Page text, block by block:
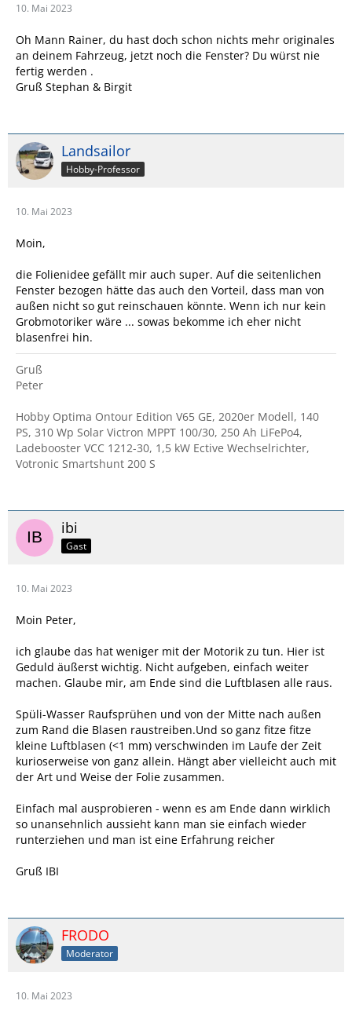
10. Mai 2023
Oh Mann Rainer, du hast doch schon nichts mehr originales
an deinem Fahrzeug, jetzt noch die Fenster? Du würst nie
fertig werden .
Gruß Stephan & Birgit
Landsailor
Hobby-Professor
10. Mai 2023
Moin,
die Folienidee gefällt mir auch super. Auf die seitenlichen
Fenster bezogen hätte das auch den Vorteil, dass man von
außen nicht so gut reinschauen könnte. Wenn ich nur kein
Grobmotoriker wäre ... sowas bekomme ich eher nicht
blasenfrei hin.
Gruß
Peter
Hobby Optima Ontour Edition V65 GE, 2020er Modell, 140
PS, 310 Wp Solar Victron MPPT 100/30, 250 Ah LiFePo4,
Ladebooster VCC 1212-30, 1,5 kW Ective Wechselrichter,
Votronic Smartshunt 200 S
ibi
Gast
10. Mai 2023
Moin Peter,
ich glaube das hat weniger mit der Motorik zu tun. Hier ist
Geduld äußerst wichtig. Nicht aufgeben, einfach weiter
machen. Glaube mir, am Ende sind die Luftblasen alle raus.
Spüli-Wasser Raufsprühen und von der Mitte nach außen
zum Rand die Blasen raustreiben.Und so ganz fitze fitze
kleine Luftblasen (<1 mm) verschwinden im Laufe der Zeit
kurioserweise von ganz allein. Hängt aber vielleicht auch mit
der Art und Weise der Folie zusammen.
Einfach mal ausprobieren - wenn es am Ende dann wirklich
so unansehnlich aussieht kann man sie einfach wieder
runterziehen und man ist eine Erfahrung reicher
Gruß IBI
FRODO
Moderator
10. Mai 2023